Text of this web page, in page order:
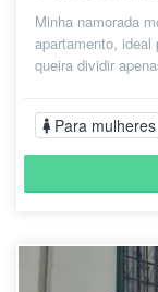
Minha namorada
apartamento, ideal
queira dividir
Para mulheres